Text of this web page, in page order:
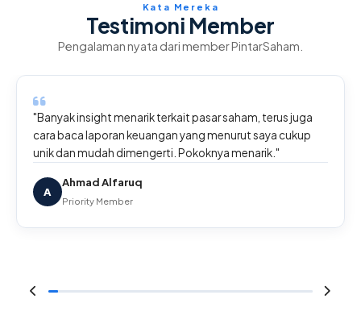
Kata Mereka
Testimoni Member
Pengalaman nyata dari member PintarSaham.
"Banyak insight menarik terkait pasar saham, terus juga
cara baca laporan keuangan yang menurut saya cukup
unik dan mudah dimengerti. Pokoknya menarik."
A
Ahmad Alfaruq
Priority Member